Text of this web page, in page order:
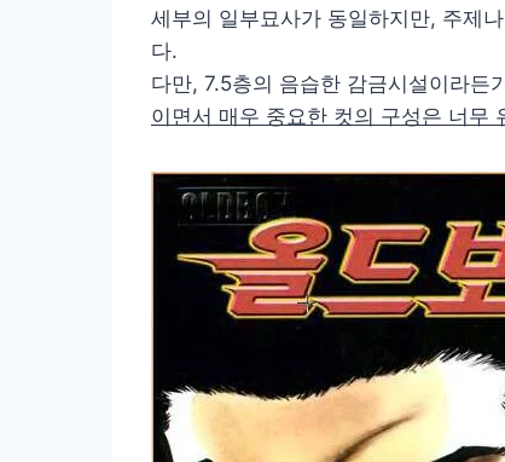
세부의 일부묘사가 동일하지만, 주제
다.
다만, 7.5층의 음습한 감금시설이라든
이면서 매우 중요한 컷의 구성은 너무